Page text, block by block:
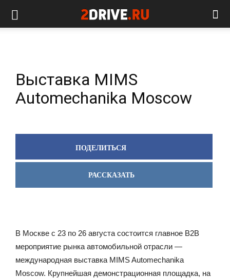
Выставка MIMS
Automechanika Moscow
ПОДЕЛИТЬСЯ
РАССКАЗАТЬ
В Москве с 23 по 26 августа состоится главное B2B
мероприятие рынка автомобильной отрасли —
международная выставка MIMS Automechanika
Moscow. Крупнейшая демонстрационная площадка, на